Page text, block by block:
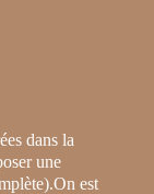
dans la
une
est